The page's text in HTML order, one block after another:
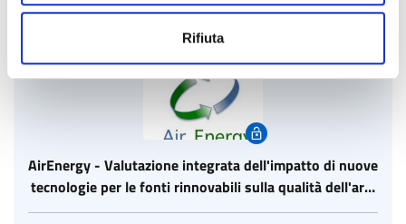
Rifiuta
AirEnergy - Valutazione integrata dell'impatto di nuove
tecnologie per le fonti rinnovabili sulla qualità dell'aria
e sulle emissioni di gas serra